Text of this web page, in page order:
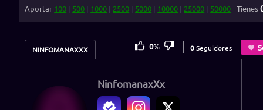
Aportar 100 | 500 | 1000 | 2500 | 5000 | 10000 | 25000 | 50000 Tienes
NINFOMANAXXX 0% 0Seguidores
NinfomanaxXx